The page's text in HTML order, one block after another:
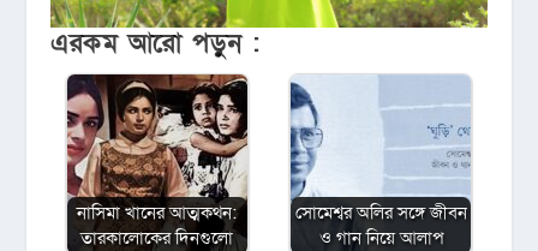
এরকম আরো পড়ুন :
নাসিমা খানের আত্মকথন:
তারকালোকের দিনগুলো
সোমেশ্বর অলির সঙ্গে জীবন
ও গান নিয়ে আলাপ